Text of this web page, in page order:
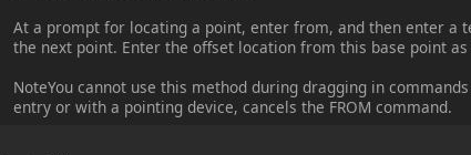
At a prompt for locating a point, enter from, and then enter a
the next point. Enter the offset location from this base point
NoteYou cannot use this method during dragging in
entry or with a pointing device, cancels the FROM command.